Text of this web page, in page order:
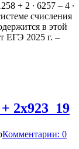
+ 2 ∙ 6257 – 4 ∙
счисления
в этой
ЕГЭ 2025 г. –
2x923_19
Комментарии: 0